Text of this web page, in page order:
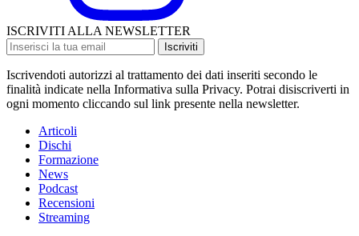
ISCRIVITI ALLA NEWSLETTER
Iscriviti
Iscrivendoti autorizzi al trattamento dei dati inseriti secondo le
finalità indicate nella Informativa sulla Privacy. Potrai disiscriverti in
ogni momento cliccando sul link presente nella newsletter.
Articoli
Dischi
Formazione
News
Podcast
Recensioni
Streaming